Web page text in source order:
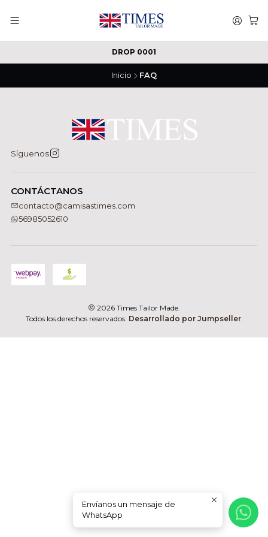
DROP 0001
Inicio FAQ
Síguenos
CONTÁCTANOS
contacto@camisastimes.com
56985052610
2026 Times Tailor Made.
Todos los derechos reservados. Desarrollado por Jumpseller.
Envíanos un mensaje de
WhatsApp